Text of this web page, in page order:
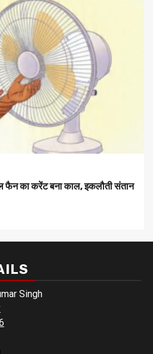
का करेंट बना काल, इकलौती संतान
Singh